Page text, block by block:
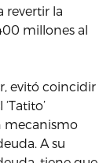
revertir la
millones al
evitó coincidir
mecanismo
A su